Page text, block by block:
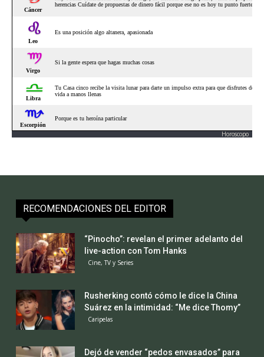
Horoscopo
RECOMENDACIONES DEL EDITOR
“Pinocho”: revelan el primer adelanto del
live-action con Tom Hanks
Cine, TV y Series
Rusherking contó cómo le dice la China
Suárez en la intimidad: “Me dice Thomy”
Caripelas
Dejó de vender “pedos envasados” para